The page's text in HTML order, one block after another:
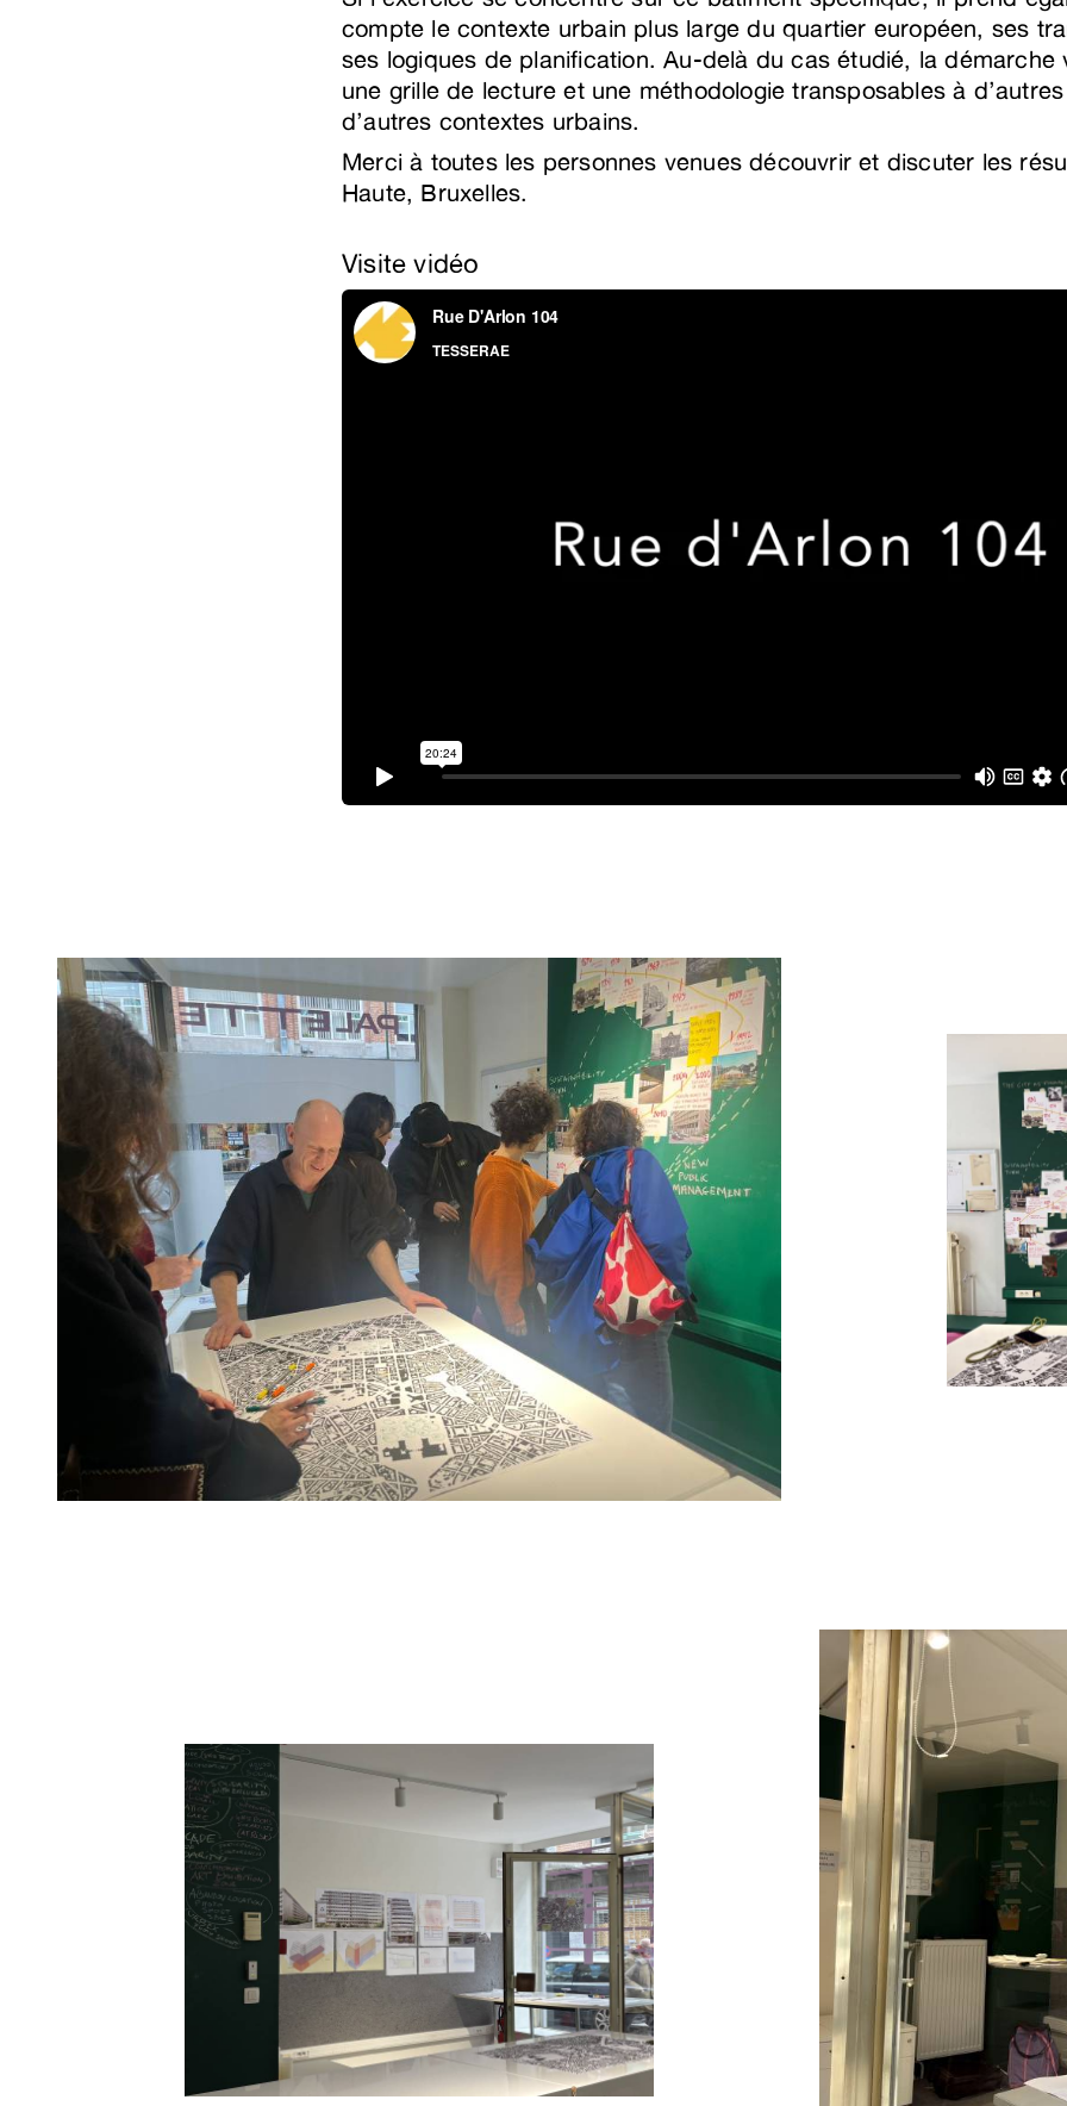
compte le contexte urbain plus large du quartier européen, ses
ses logiques de planification. Au-delà du cas étudié, la démarche
une grille de lecture et une méthodologie transposables à
d’autres contextes urbains.
Merci à toutes les personnes venues découvrir et discuter les
Haute, Bruxelles.
Visite vidéo
(Italie), Lorenzo Tripodi (Italie), Mariam Beridze (Géorgie), Polina
Wissal Bettiabi (Tunisie), Witek Hebanowski (Pologne) et City
Avec le soutien de Oasis , duprogramme Creative Europe
#urbanism #brussels #adaptiveReuse #QuartierEuropeen